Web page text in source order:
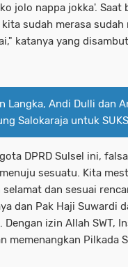
jolo nappa jokka'.
sudah merasa sudah
katanya yang
Langka, Andi Dulli dan
Salokaraja untuk
DPRD Sulsel ini,
sesuatu. Kita
dan sesuai
dan Pak Haji Suwardi
izin Allah SWT,
memenangkan Pilkada